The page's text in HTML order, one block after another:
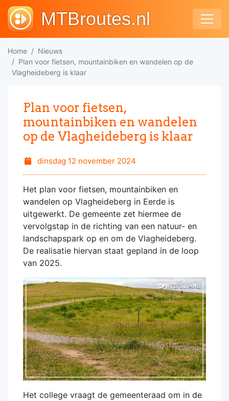
MTBroutes.nl
Home
Nieuws
Plan voor fietsen, mountainbiken en wandelen op de
Vlagheideberg is klaar
Plan voor fietsen,
mountainbiken en wandelen
op de Vlagheideberg is klaar
dinsdag 12 november 2024
Het plan voor fietsen, mountainbiken en
wandelen op Vlagheideberg in Eerde is
uitgewerkt. De gemeente zet hiermee de
vervolgstap in de richting van een natuur- en
landschapspark op en om de Vlagheideberg.
De realisatie hiervan staat gepland in de loop
van 2025.
Het college vraagt de gemeenteraad om in de